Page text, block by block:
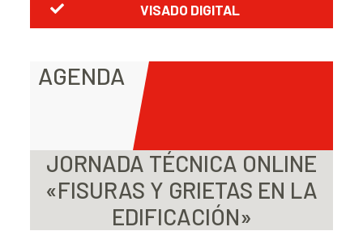
VISADO DIGITAL
AGENDA
JORNADA TÉCNICA ONLINE
«FISURAS Y GRIETAS EN LA
EDIFICACIÓN»